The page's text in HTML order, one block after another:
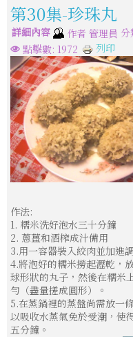
第30集-珍珠丸
詳細內容 作者 管理員 分
點擊數: 1972
列印
作法:
1. 糯米洗好泡水三十分鐘
2. 蔥薑和酒榨成汁備用
3.用一容器裝入絞肉並加進
4.將泡好的糯米撈起瀝乾，
球形狀的丸子，然後在糯米
勻（盡量搓成圓形）。
5.在蒸鍋裡的蒸盤尚需放一
以吸收水蒸氣免於受潮，使
五分鐘。